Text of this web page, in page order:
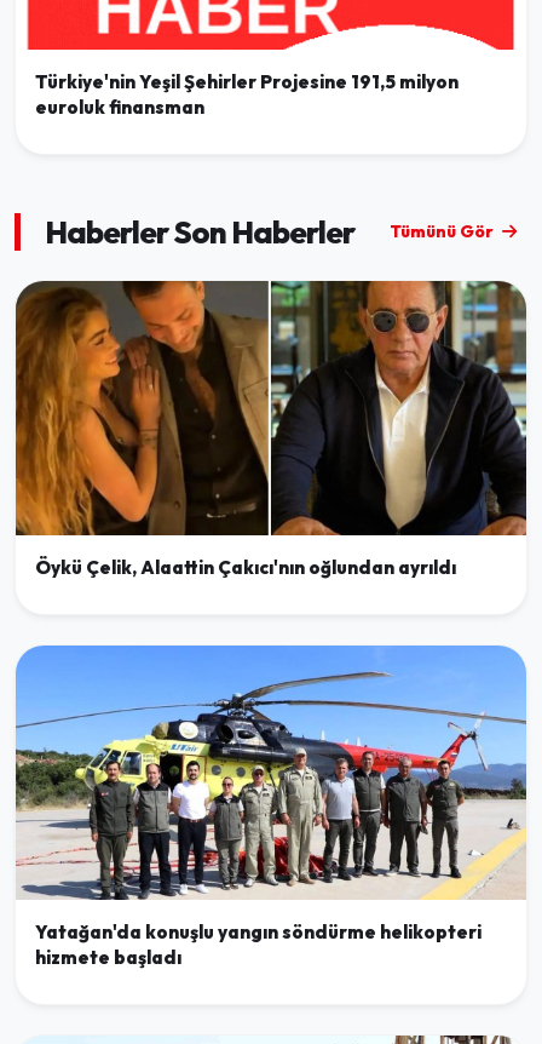
Türkiye'nin Yeşil Şehirler Projesine 191,5 milyon
euroluk finansman
Haberler Son Haberler Tümünü Gör
Öykü Çelik, Alaattin Çakıcı'nın oğlundan ayrıldı
Yatağan'da konuşlu yangın söndürme helikopteri
hizmete başladı